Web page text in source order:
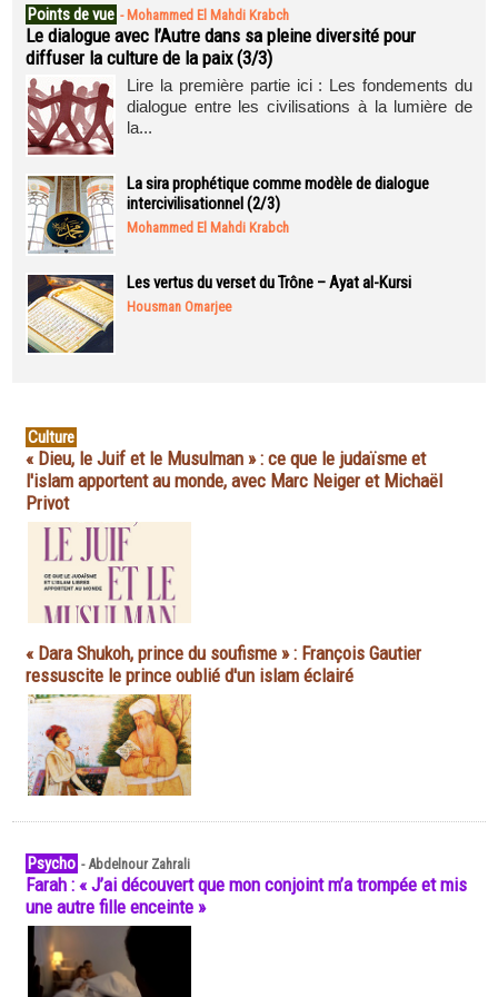
Points de vue - Mohammed El Mahdi Krabch
Le dialogue avec l’Autre dans sa pleine diversité pour
diffuser la culture de la paix (3/3)
Lire la première partie ici : Les fondements du
dialogue entre les civilisations à la lumière de
la...
La sira prophétique comme modèle de dialogue
intercivilisationnel (2/3)
Mohammed El Mahdi Krabch
Les vertus du verset du Trône – Ayat al-Kursi
Housman Omarjee
Culture
« Dieu, le Juif et le Musulman » : ce que le judaïsme et
l'islam apportent au monde, avec Marc Neiger et Michaël
Privot
« Dara Shukoh, prince du soufisme » : François Gautier
ressuscite le prince oublié d'un islam éclairé
Psycho -Abdelnour Zahrali
Farah : « J’ai découvert que mon conjoint m’a trompée et mis
une autre fille enceinte »